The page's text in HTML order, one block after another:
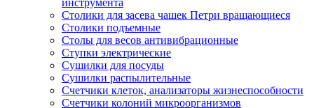
Столики для засева чашек Петри вращающиеся
Столики подъемные
Столы для весов антивибрационные
Ступки электрические
Сушилки для посуды
Сушилки распылительные
Счетчики клеток, анализаторы жизнеспособности
Счетчики колоний микроорганизмов